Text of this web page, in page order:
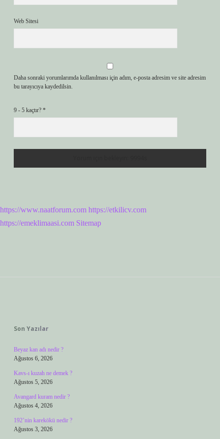
Web Sitesi
Daha sonraki yorumlarımda kullanılması için adım, e-posta adresim ve site adresim
bu tarayıcıya kaydedilsin.
9 - 5 kaçtır? *
https://www.naatforum.com https://etkilicv.com
https://emeklimaasi.com Sitemap
Son Yazılar
Beyaz kan adı nedir ?
Ağustos 6, 2026
Kavs-ı kuzah ne demek ?
Ağustos 5, 2026
Avangard kuram nedir ?
Ağustos 4, 2026
192’nin karekökü nedir ?
Ağustos 3, 2026